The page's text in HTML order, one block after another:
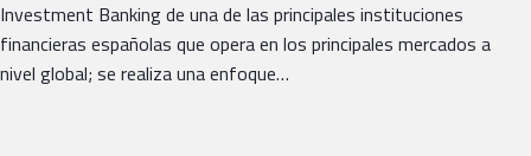
Investment Banking de una de las principales instituciones
financieras españolas que opera en los principales mercados a
nivel global; se realiza una enfoque…